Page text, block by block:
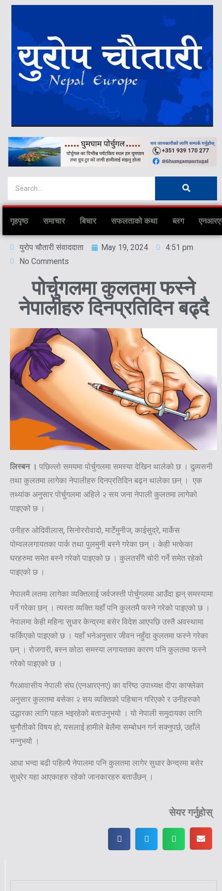
गृहपृष्ठ समाचार बिचार सफलताको कथा ब्लग
युरोप चौतारी संवाददाता May 19, 2024
4:51 pm
No Comments
पोर्चुगलमा कुलतमा फस्ने
नेपालीहरु दिनप्रतिदिन बढ्दै
लिस्बन । पछिल्लो समयमा पोर्चुगलमा समस्या देखिन थालेको छ । दुव्र्यसनी
तथा कुलतमा लागेका नेपालीहरु दिनप्रतिदिन बढ्न थालेका छन् । एक
तथ्यांक अनुसार पोर्चुगलमा अहिले २ सय जना नेपाली कुलतमा लागेको
पाइएको छ ।
उनीहरु ओदिवीलास्, सिनोररोवादो, मार्टेमुनीज, काईसुद्रे, मार्केस
पोम्वललगायतका पार्क तथा पुलमुनी बस्ने गरेका छन् । केही भत्केका
घरहरुमा समेत बस्ने गरेको पाइएको छ । कुलतसँगै चोरी गर्ने समेत रहेको
पाइएको छ ।
नेपालमै लतमा लागेका व्यक्तिलाई जर्वजस्ती पोर्चुगलमा आउँदा झन् समस्यामा
पर्ने गरेका छन् । त्यस्ता व्यक्ति यहाँ पनि कुलतमै फस्ने गरेको पाइएको छ ।
नेपालमा केही महिना सुधार केन्द्रमा बसेर विदेश आएपछि उस्तै अवस्थामा
फर्किएको पाइएको छ । यहाँ भनेअनुसार जीवन नहुँदा कुलतमा फस्ने गरेका
छन् । रोजगारी, बस्न कोठा समस्या लगायतका कारण पनि कुलतमा फस्ने
गरेको पाइएको छ ।
गैरआवासीय नेपाली संघ (एनआरएनए) का वरिष्ठ उपाध्यक्ष दीपा काफ्लेका
अनुसार कुलतमा बसेका २ सय व्यक्तिको पहिचान गरिएको र उनीहरुको
उद्धारका लागि पहल भइरहेको बताउनुभयो । यो नेपाली समुदायका लागि
चुनौतीको विषय हो, यसलाई हामीले बेलैमा सम्बोधन गर्न सक्नुपर्छ, उहाँले
भन्नुभयो ।
आधा भन्दा बढी पहिल्यै नेपालमा पनि कुलतमा लागेर सुधार केन्द्रमा बसेर
सुध्रेर यहा आएकाहरु रहेको जानकारहरु बताउँछन् ।
सेयर गर्नुहोस्